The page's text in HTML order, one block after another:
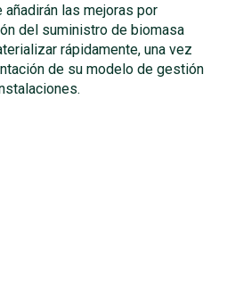
las mejoras por
del suministro de biomasa
rápidamente, una vez
de su modelo de gestión